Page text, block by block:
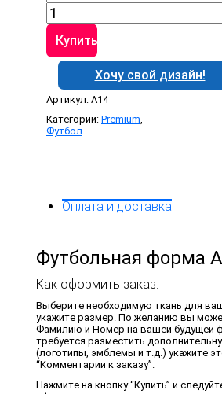
Количество
товара
Футбольная
форма
A14
Купить
Хочу свой дизайн!
Артикул: A14
Категории: Premium
Футбол
Оплата и доставка
Футбольная форма
Как оформить заказ:
Выберите необходимую ткань для
укажите размер. По желанию вы
Фамилию и Номер на вашей будущей
требуется разместить
(логотипы, эмблемы и т.д.) укажите
“Комментарии к заказу”.
Нажмите на кнопку “Купить” и